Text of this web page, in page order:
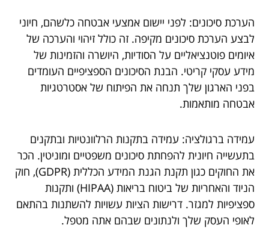
הערכת סיכונים: לפני יישום אמצעי אבטחה כלשהם, חיוני
לבצע הערכת סיכונים מקיפה. זה כולל זיהוי והערכה של
איומים פוטנציאליים על הסודיות, היושרה והזמינות של
מידע עסקי קריטי. הבנת הסיכונים הספציפיים העומדים
בפני הארגון שלך תנחה את הפיתוח של אסטרטגיות
אבטחה מותאמות.
עמידה ברגולציה: עמידה בתקנות הרלוונטיות ובתקנים
בתעשייה חיונית להפחתת סיכונים משפטיים ומוניטין. הכר
את החוקים כגון תקנת הגנת המידע הכללית (GDPR), חוק
הניוד והאחריות של ביטוח בריאות (HIPAA) ותקנות
ספציפיות למגזר. דרישות הציות עשויות להשתנות בהתאם
לאופי העסק שלך ולנתונים שבהם אתה מטפל.